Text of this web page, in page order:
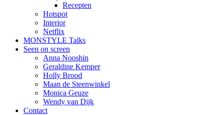
Recepten
Hotspot
Interior
Netflix
MONSTYLE Talks
Seen on screen
Anna Nooshin
Geraldine Kemper
Holly Brood
Maan de Steenwinkel
Monica Geuze
Wendy van Dijk
Contact